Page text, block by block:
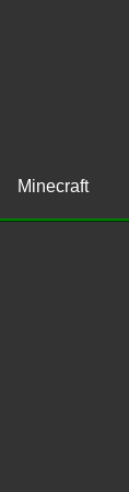
Minecraft